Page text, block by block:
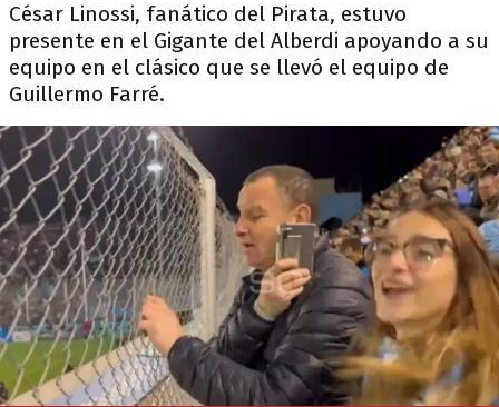
César Linossi, fanático del Pirata, estuvo
presente en el Gigante del Alberdi apoyando a su
equipo en el clásico que se llevó el equipo de
Guillermo Farré.